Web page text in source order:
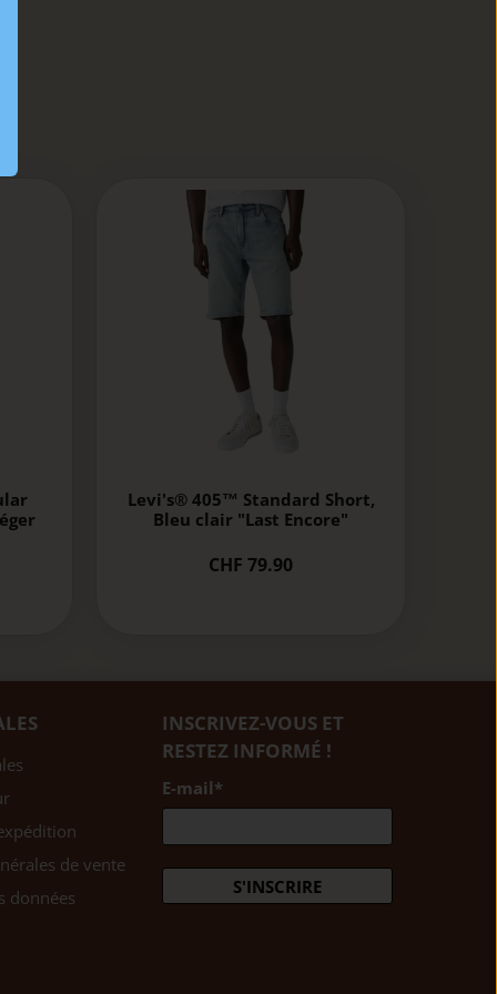
Levi's® 405™ Standard Short,
Bleu clair "Last Encore"
CHF 79.90
de vente
données
INSCRIVEZ-VOUS ET
RESTEZ INFORMÉ !
E-mail*
S'INSCRIRE